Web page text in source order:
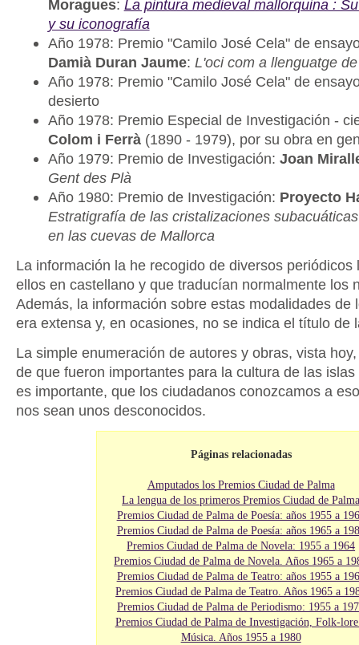
Moragues: La pintura medieval mallorquina :
y su iconografía
Año 1978: Premio "Camilo José Cela" de
Damià Duran Jaume: L'oci com a llenguatge
Año 1978: Premio "Camilo José Cela" de
desierto
Año 1978: Premio Especial de Investigación -
Colom i Ferrà(1890 - 1979), por su obra en
Año 1979: Premio de Investigación: Joan
Gent des Plà
Año 1980: Premio de Investigación: Proyecto
Estratigrafía de las cristalizaciones
en las cuevas de Mallorca
La información la he recogido de diversos periódicos
ellos en castellano y que traducían normalmente los
Además, la información sobre estas modalidades de
era extensa y, en ocasiones, no se indica el título de
La simple enumeración de autores y obras, vista
de que fueron importantes para la cultura de las
es importante, que los ciudadanos conozcamos a
nos sean unos desconocidos.
Páginas relacionadas
Amputados los Premios Ciudad de Palma
La lengua de los primeros Premios Ciudad de
Premios Ciudad de Palma de Poesía: años 1955 a
Premios Ciudad de Palma de Poesía: años 1965 a
Premios Ciudad de Palma de Novela: 1955 a 1964
Premios Ciudad de Palma de Novela. Años 1965 a
Premios Ciudad de Palma de Teatro: años 1955 a
Premios Ciudad de Palma de Teatro. Años 1965 a
Premios Ciudad de Palma de Periodismo: 1955 a
Premios Ciudad de Palma de Investigación, Folk-
Música. Años 1955 a 1980